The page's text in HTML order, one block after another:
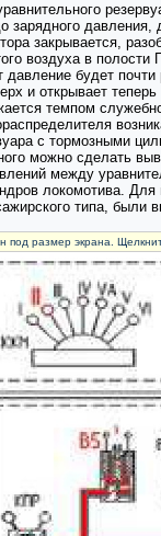
зарядного
закрывается,
воздуха в
будет
и открывает
темпом
с тормозными
можно сделать
между
локомотива.
типа,
под размер экрана.